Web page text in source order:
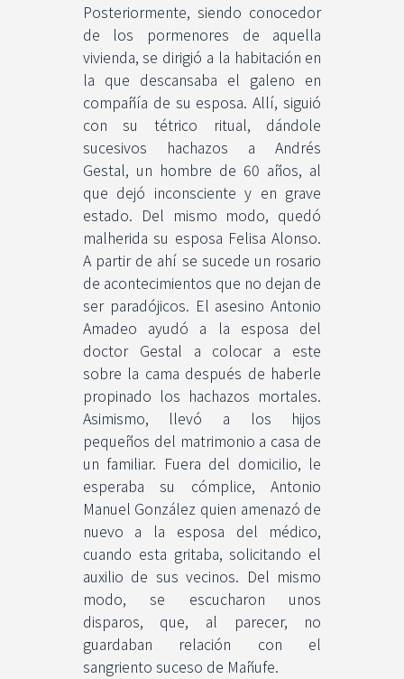
Posteriormente, siendo conocedor
de los pormenores de aquella
vivienda, se dirigió a la habitación en
la que descansaba el galeno en
compañía de su esposa. Allí, siguió
con su tétrico ritual, dándole
sucesivos hachazos a Andrés
Gestal, un hombre de 60 años, al
que dejó inconsciente y en grave
estado. Del mismo modo, quedó
malherida su esposa Felisa Alonso.
A partir de ahí se sucede un rosario
de acontecimientos que no dejan de
ser paradójicos. El asesino Antonio
Amadeo ayudó a la esposa del
doctor Gestal a colocar a este
sobre la cama después de haberle
propinado los hachazos mortales.
Asimismo, llevó a los hijos
pequeños del matrimonio a casa de
un familiar. Fuera del domicilio, le
esperaba su cómplice, Antonio
Manuel González quien amenazó de
nuevo a la esposa del médico,
cuando esta gritaba, solicitando el
auxilio de sus vecinos. Del mismo
modo, se escucharon unos
disparos, que, al parecer, no
guardaban relación con el
sangriento suceso de Mañufe.